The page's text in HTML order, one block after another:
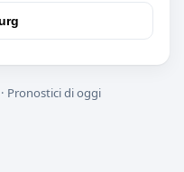
· Pronostici di oggi